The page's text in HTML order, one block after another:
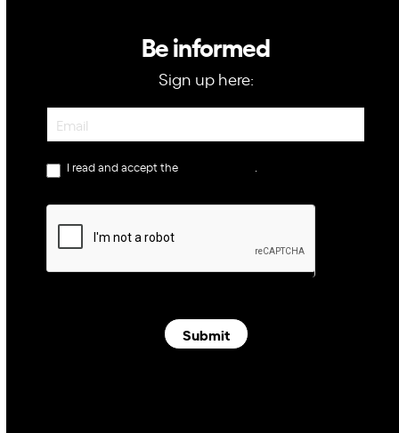
Be informed
Sign up here:
Newsletter
I read and accept the privacy policy.
Submit